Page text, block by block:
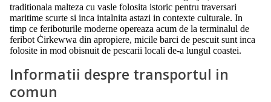
traditionala malteza cu vasle folosita istoric pentru traversari
maritime scurte si inca intalnita astazi in contexte culturale. In
timp ce feriboturile moderne opereaza acum de la terminalul de
feribot Ċirkewwa din apropiere, micile barci de pescuit sunt inca
folosite in mod obisnuit de pescarii locali de-a lungul coastei.
Informatii despre transportul in
comun